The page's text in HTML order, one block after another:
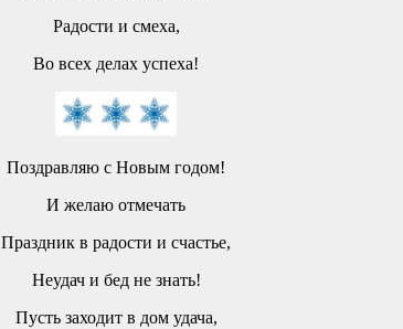
Радости и смеха,
Во всех делах успеха!
Поздравляю с Новым годом!
И желаю отмечать
Праздник в радости и счастье,
Неудач и бед не знать!
Пусть заходит в дом удача,